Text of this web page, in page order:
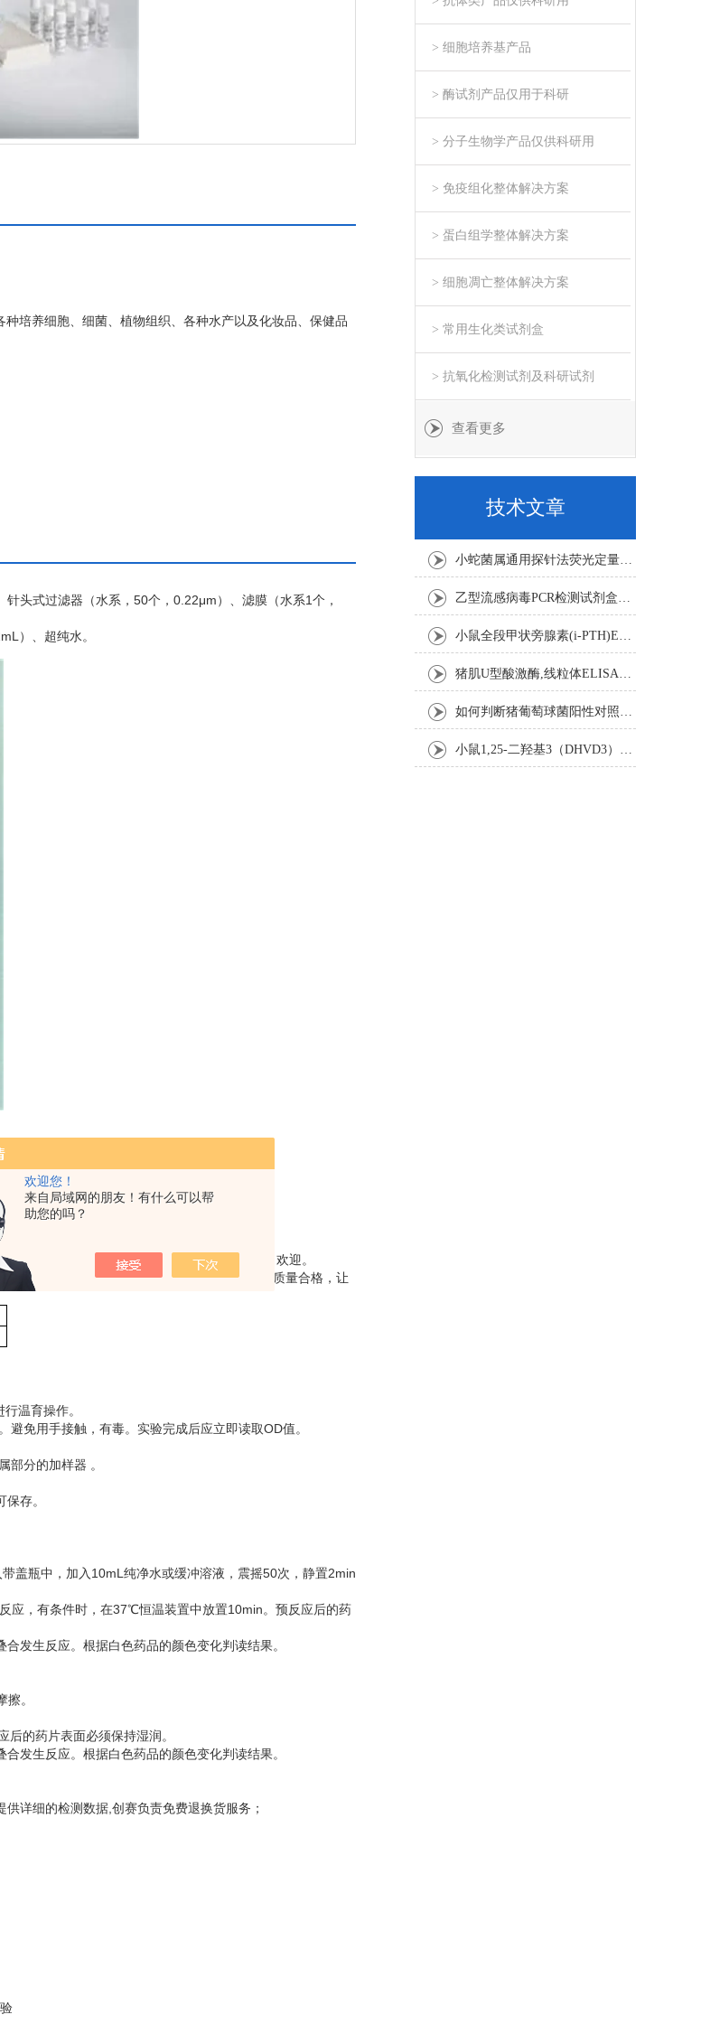
欢迎您！
来自局域网的朋友！有什么可以帮
助您的吗？
培养细胞、细菌、植物组织、各种水产以及化妆品、保健品
头式过滤器（水系， 50个，0.22μm）、滤膜（水系1个，
）、超纯水。
右；
多少请；
培养上清液等，部分试剂盒适用于检测植物，欢迎。
应商。公司严把质量关，确保每一个出厂产品质量合格，让
温育操作。
免用手接触，有毒。实验完成后应立即读取OD值。
分的加样器 。
存。
盖瓶中，加入10mL纯净水或缓冲溶液，震摇50次，静置2min
应，有条件时，在37℃恒温装置中放置10min。预反应后的药
发生反应。根据白色药品的颜色变化判读结果。
。
的药片表面必须保持湿润。
发生反应。根据白色药品的颜色变化判读结果。
详细的检测数据,创赛负责免费退换货服务；
> 细胞培养基产品
> 酶试剂产品仅用于科研
> 分子生物学产品仅供科研用
> 免疫组化整体解决方案
> 蛋白组学整体解决方案
> 细胞凋亡整体解决方案
> 常用生化类试剂盒
> 抗氧化检测试剂及科研试剂
查看更多
技术文章
小蛇菌属通用探针法荧光定量PCR试剂盒实验注意事项
乙型流感病毒PCR检测试剂盒反应五要素
小鼠全段甲状旁腺素(i-PTH)ELISA试剂盒操作步骤
猪肌U型酸激酶,线粒体ELISA试剂盒注意事项
如何判断猪葡萄球菌阳性对照是否失效
小鼠1,25-二羟基3（DHVD3）elisa试剂盒操作步骤